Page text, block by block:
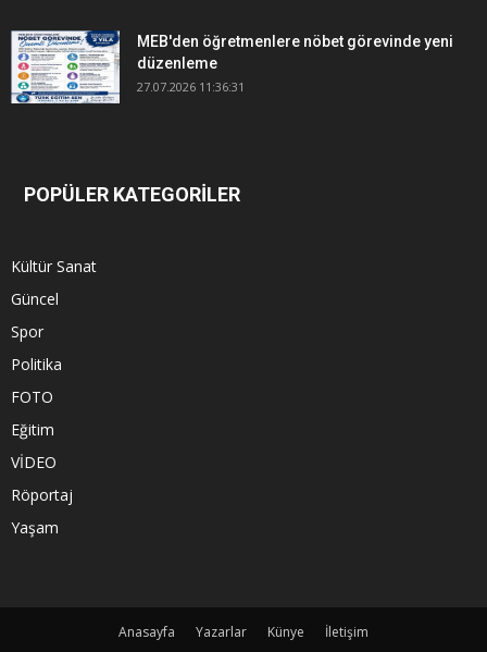
MEB'den öğretmenlere nöbet görevinde yeni
düzenleme
27.07.2026 11:36:31
POPÜLER KATEGORİLER
Kültür Sanat
Güncel
Spor
Politika
FOTO
Eğitim
VİDEO
Röportaj
Yaşam
Anasayfa Yazarlar Künye İletişim